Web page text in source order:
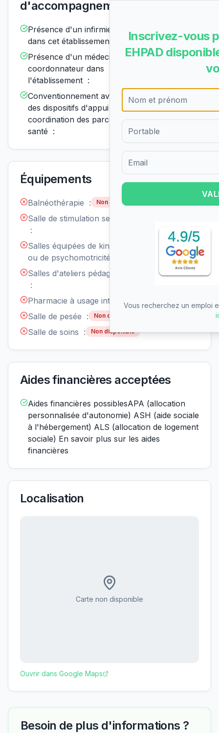
d'accompagnement
Présence d'un infirmier de nuit
dans cet établissement :
Présence d'un médecin
coordonnateur dans
l'établissement :
Disponible
Conventionnement avec un ou
des dispositifs d'appui à la
coordination des parcours de
santé :
Disponible
Équipements
Balnéothérapie : Non disponible
Salle de stimulation sensorielle
:
Salles équipées de kinésithérapie
ou de psychomotricité :
Non
disponible
Salles d'ateliers pédagogiques
:
Non
Pharmacie à usage interne :
Salle de pesée : Non disponible
Salle de soins : Non disponible
Aides financières acceptées
Aides financières possiblesAPA (allocation
personnalisée d'autonomie) ASH (aide sociale
à l'hébergement) ALS (allocation de logement
sociale) En savoir plus sur les aides
financières
Localisation
Carte non disponible
Ouvrir dans Google Maps
Besoin de plus d'informations ?
Inscrivez-vous
EHPAD
Formulaire d'inscription pour
Vous recherchez un emploi